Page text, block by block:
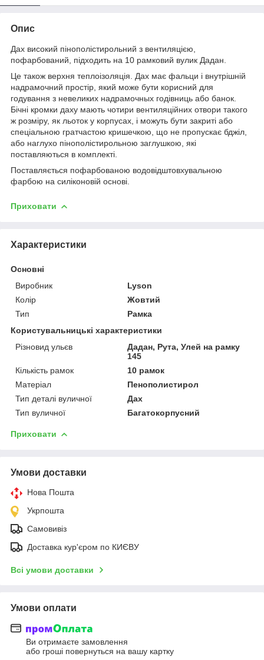
Опис
Дах високий пінополістирольний з вентиляцією,
пофарбований, підходить на 10 рамковий вулик Дадан.
Це також верхня теплоізоляція. Дах має фальци і внутрішній
надрамочний простір, який може бути корисний для
годування з невеликих надрамочных годівниць або банок.
Бічні кромки даху мають чотири вентиляційних отвори такого
ж розміру, як льоток у корпусах, і можуть бути закриті або
спеціальною гратчастою кришечкою, що не пропускає бджіл,
або наглухо пінополістирольною заглушкою, які
поставляються в комплекті.
Поставляється пофарбованою водовідштовхувальною
фарбою на силіконовій основі.
Приховати
Характеристики
Основні
Виробник
Lyson
Колір
Жовтий
Тип
Рамка
Користувальницькі характеристики
Різновид ульєв
Дадан, Рута, Улей на рамку
145
Кількість рамок
10 рамок
Матеріал
Пенополистирол
Тип деталі вуличної
Дах
Тип вуличної
Багатокорпусний
Приховати
Умови доставки
Нова Пошта
Укрпошта
Самовивіз
Доставка кур'єром по КИЄВУ
Всі умови доставки
Умови оплати
Ви отримаєте замовлення
або гроші повернуться на вашу картку